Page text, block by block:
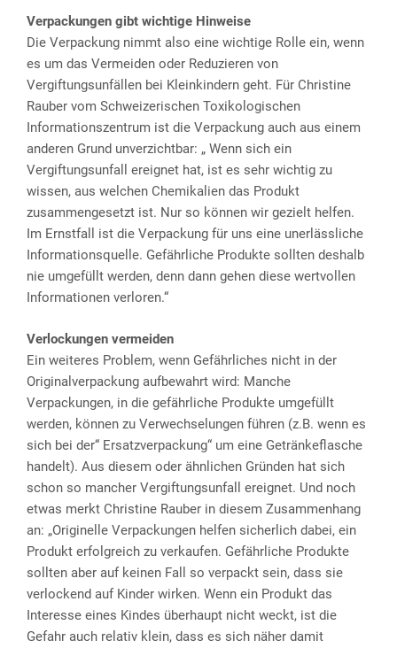
Verpackungen gibt wichtige Hinweise
Die Verpackung nimmt also eine wichtige Rolle ein, wenn
es um das Vermeiden oder Reduzieren von
Vergiftungsunfällen bei Kleinkindern geht. Für Christine
Rauber vom Schweizerischen Toxikologischen
Informationszentrum ist die Verpackung auch aus einem
anderen Grund unverzichtbar: „ Wenn sich ein
Vergiftungsunfall ereignet hat, ist es sehr wichtig zu
wissen, aus welchen Chemikalien das Produkt
zusammengesetzt ist. Nur so können wir gezielt helfen.
Im Ernstfall ist die Verpackung für uns eine unerlässliche
Informationsquelle. Gefährliche Produkte sollten deshalb
nie umgefüllt werden, denn dann gehen diese wertvollen
Informationen verloren.“
Verlockungen vermeiden
Ein weiteres Problem, wenn Gefährliches nicht in der
Originalverpackung aufbewahrt wird: Manche
Verpackungen, in die gefährliche Produkte umgefüllt
werden, können zu Verwechselungen führen (z.B. wenn es
sich bei der“ Ersatzverpackung“ um eine Getränkeflasche
handelt). Aus diesem oder ähnlichen Gründen hat sich
schon so mancher Vergiftungsunfall ereignet. Und noch
etwas merkt Christine Rauber in diesem Zusammenhang
an: „Originelle Verpackungen helfen sicherlich dabei, ein
Produkt erfolgreich zu verkaufen. Gefährliche Produkte
sollten aber auf keinen Fall so verpackt sein, dass sie
verlockend auf Kinder wirken. Wenn ein Produkt das
Interesse eines Kindes überhaupt nicht weckt, ist die
Gefahr auch relativ klein, dass es sich näher damit